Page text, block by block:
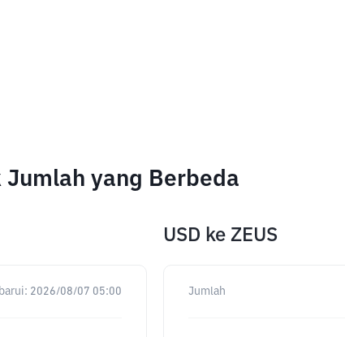
Jumlah yang Berbeda
2026/08/07 05:00
USD ke ZEUS
Jumlah